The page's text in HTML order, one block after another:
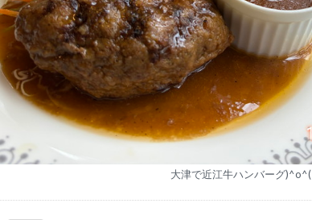
大津で近江牛ハンバーグ)^o^(